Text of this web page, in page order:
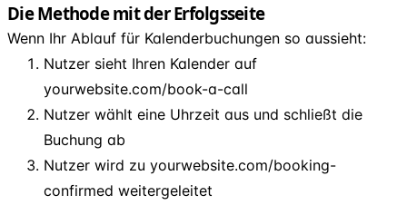
Die Methode mit der Erfolgsseite
Wenn Ihr Ablauf für Kalenderbuchungen so aussieht:
Nutzer sieht Ihren Kalender auf
yourwebsite.com/book-a-call
Nutzer wählt eine Uhrzeit aus und schließt die
Buchung ab
Nutzer wird zu yourwebsite.com/booking-
confirmed weitergeleitet